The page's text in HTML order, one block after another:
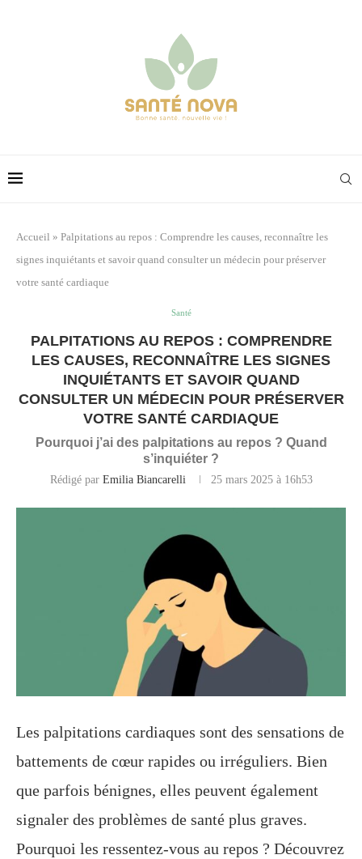
Accueil » Palpitations au repos : Comprendre les causes, reconnaître les
signes inquiétants et savoir quand consulter un médecin pour préserver
votre santé cardiaque
Santé
PALPITATIONS AU REPOS : COMPRENDRE
LES CAUSES, RECONNAÎTRE LES SIGNES
INQUIÉTANTS ET SAVOIR QUAND
CONSULTER UN MÉDECIN POUR PRÉSERVER
VOTRE SANTÉ CARDIAQUE
Pourquoi j’ai des palpitations au repos ? Quand
s’inquiéter ?
Rédigé par Emilia Biancarelli 25 mars 2025 à 16h53
Les palpitations cardiaques sont des sensations de
battements de cœur rapides ou irréguliers. Bien
que parfois bénignes, elles peuvent également
signaler des problèmes de santé plus graves.
Pourquoi les ressentez-vous au repos ? Découvrez